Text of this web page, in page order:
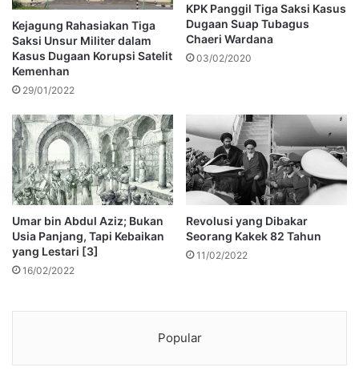
Kejagung Rahasiakan Tiga
Saksi Unsur Militer dalam
Kasus Dugaan Korupsi Satelit
Kemenhan
29/01/2022
KPK Panggil Tiga Saksi Kasus
Dugaan Suap Tubagus
Chaeri Wardana
03/02/2020
Umar bin Abdul Aziz; Bukan
Usia Panjang, Tapi Kebaikan
yang Lestari [3]
16/02/2022
Revolusi yang Dibakar
Seorang Kakek 82 Tahun
11/02/2022
Popular